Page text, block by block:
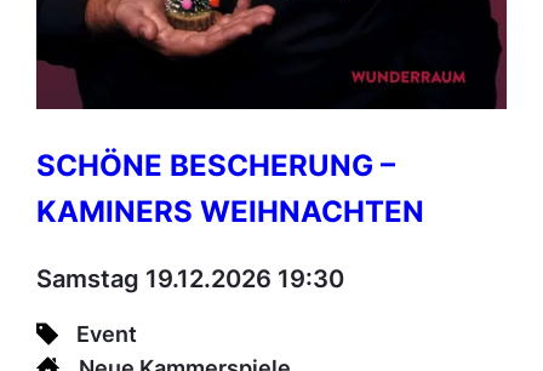
SCHÖNE BESCHERUNG –
KAMINERS WEIHNACHTEN
Samstag 19.12.2026 19:30
Event